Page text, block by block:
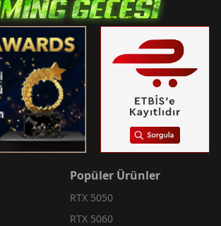
Popüler Ürünler
RTX 5050
RTX 5060